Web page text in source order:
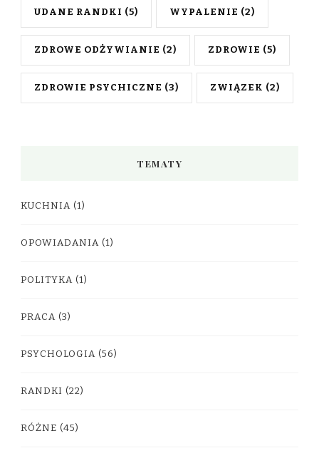
UDANE RANDKI (5) WYPALENIE (2)
ZDROWE ODŻYWIANIE (2) ZDROWIE (5)
ZDROWIE PSYCHICZNE (3) ZWIĄZEK (2)
TEMATY
KUCHNIA (1)
OPOWIADANIA (1)
POLITYKA (1)
PRACA (3)
PSYCHOLOGIA (56)
RANDKI (22)
RÓŻNE (45)